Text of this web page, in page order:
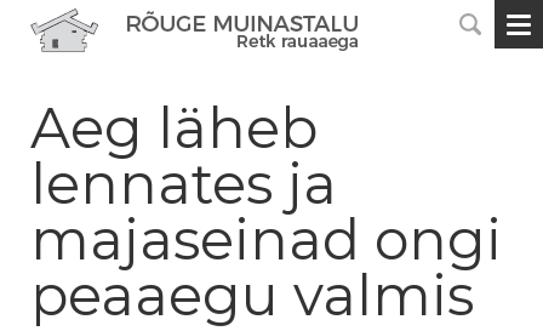
Aeg läheb
lennates ja
majaseinad ongi
peaaegu valmis